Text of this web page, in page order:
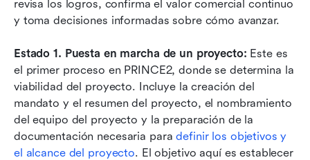
revisa los logros, confirma el valor comercial continuo
y toma decisiones informadas sobre cómo avanzar.
Estado 1. Puesta en marcha de un proyecto: Este es
el primer proceso en PRINCE2, donde se determina la
viabilidad del proyecto. Incluye la creación del
mandato y el resumen del proyecto, el nombramiento
del equipo del proyecto y la preparación de la
documentación necesaria para definir los objetivos y
el alcance del proyecto. El objetivo aquí es establecer